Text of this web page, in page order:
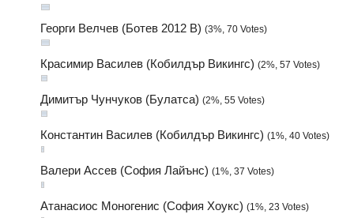
Георги Велчев (Ботев 2012 В) (3%, 70 Votes)
Красимир Василев (Кобилдър Викингс) (2%, 57 Votes)
Димитър Чунчуков (Булатса) (2%, 55 Votes)
Константин Василев (Кобилдър Викингс) (1%, 40 Votes)
Валери Ассев (София Лайънс) (1%, 37 Votes)
Атанасиос Моногенис (София Хоукс) (1%, 23 Votes)